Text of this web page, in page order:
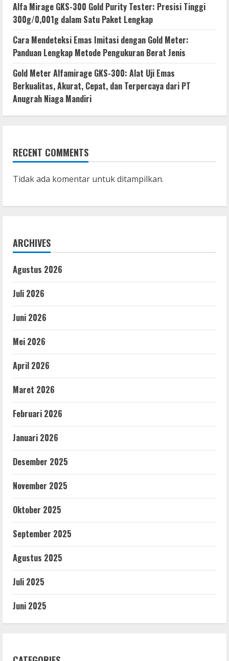
Alfa Mirage GKS-300 Gold Purity Tester: Presisi Tinggi
300g/0,001g dalam Satu Paket Lengkap
Cara Mendeteksi Emas Imitasi dengan Gold Meter:
Panduan Lengkap Metode Pengukuran Berat Jenis
Gold Meter Alfamirage GKS-300: Alat Uji Emas
Berkualitas, Akurat, Cepat, dan Terpercaya dari PT
Anugrah Niaga Mandiri
RECENT COMMENTS
Tidak ada komentar untuk ditampilkan.
ARCHIVES
Agustus 2026
Juli 2026
Juni 2026
Mei 2026
April 2026
Maret 2026
Februari 2026
Januari 2026
Desember 2025
November 2025
Oktober 2025
September 2025
Agustus 2025
Juli 2025
Juni 2025